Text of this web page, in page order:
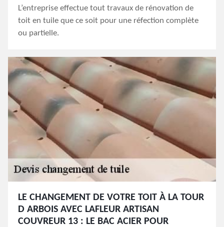
L’entreprise effectue tout travaux de rénovation de
toit en tuile que ce soit pour une réfection complète
ou partielle.
LE CHANGEMENT DE VOTRE TOIT À LA TOUR
D ARBOIS AVEC LAFLEUR ARTISAN
COUVREUR 13 : LE BAC ACIER POUR